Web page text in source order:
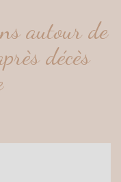
autour de
décès